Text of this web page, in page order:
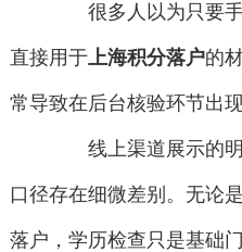
很多人以为只要手
直接用于上海积分落户的
常导致在后台核验环节出
线上渠道展示的明
口径存在细微差别。无论
落户，学历检查只是基础